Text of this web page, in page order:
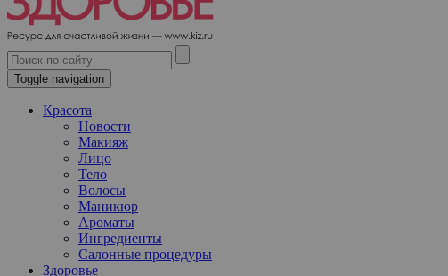
Toggle navigation
Красота
Новости
Макияж
Лицо
Тело
Волосы
Маникюр
Ароматы
Ингредиенты
Салонные процедуры
Здоровье